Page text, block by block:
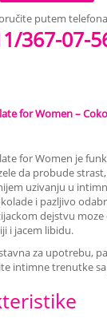
putem
367-07-
for Women –
for Women je
da probude
uzivanju u
i pazljivo
dejstvu
i jacem libidu.
za upotrebu,
intimne trenutke